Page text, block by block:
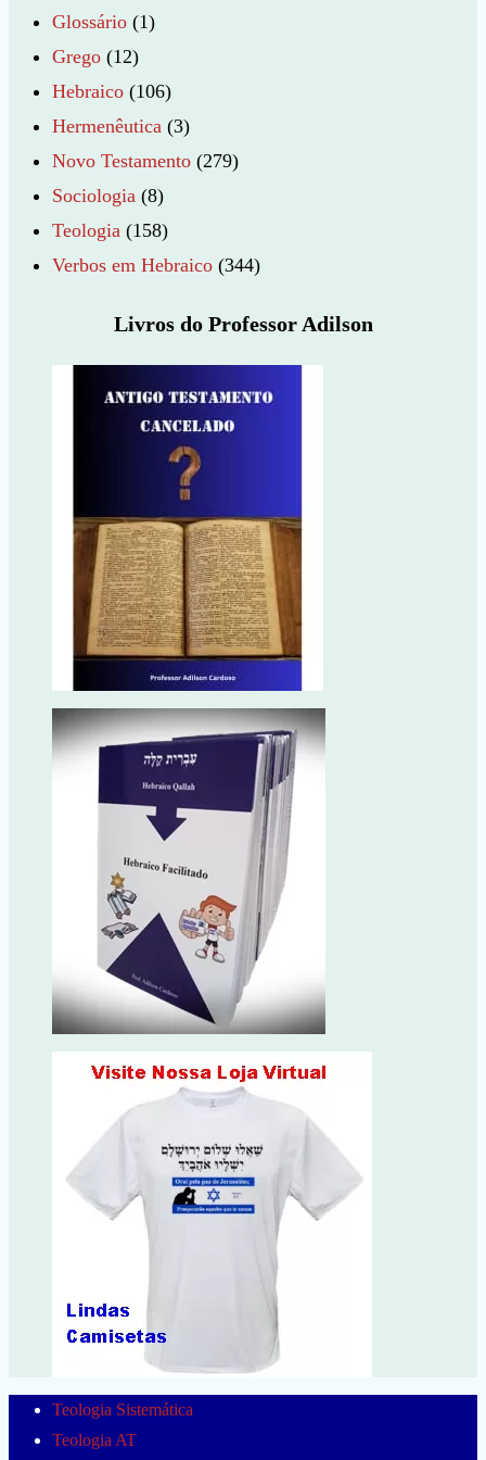
Glossário (1)
Grego (12)
Hebraico (106)
Hermenêutica (3)
Novo Testamento (279)
Sociologia (8)
Teologia (158)
Verbos em Hebraico (344)
Livros do Professor Adilson
Teologia Sistemática
Teologia AT